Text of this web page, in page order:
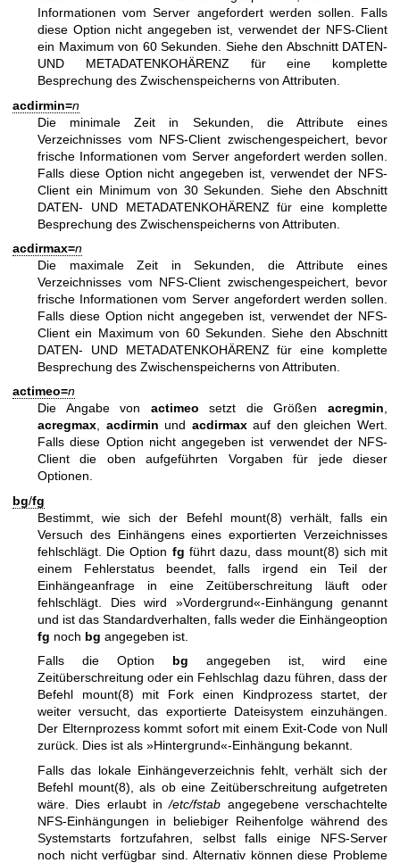
Informationen vom Server angefordert werden sollen. Falls
diese Option nicht angegeben ist, verwendet der NFS-Client
ein Maximum von 60 Sekunden. Siehe den Abschnitt DATEN-
UND METADATENKOHÄRENZ für eine komplette
Besprechung des Zwischenspeicherns von Attributen.
acdirmin=n
Die minimale Zeit in Sekunden, die Attribute eines
Verzeichnisses vom NFS-Client zwischengespeichert, bevor
frische Informationen vom Server angefordert werden sollen.
Falls diese Option nicht angegeben ist, verwendet der NFS-
Client ein Minimum von 30 Sekunden. Siehe den Abschnitt
DATEN- UND METADATENKOHÄRENZ für eine komplette
Besprechung des Zwischenspeicherns von Attributen.
acdirmax=n
Die maximale Zeit in Sekunden, die Attribute eines
Verzeichnisses vom NFS-Client zwischengespeichert, bevor
frische Informationen vom Server angefordert werden sollen.
Falls diese Option nicht angegeben ist, verwendet der NFS-
Client ein Maximum von 60 Sekunden. Siehe den Abschnitt
DATEN- UND METADATENKOHÄRENZ für eine komplette
Besprechung des Zwischenspeicherns von Attributen.
actimeo=n
Die Angabe von actimeo setzt die Größenacregmin,
acregmax, acdirmin und acdirmaxauf den gleichen Wert.
Falls diese Option nicht angegeben ist verwendet der NFS-
Client die oben aufgeführten Vorgaben für jede dieser
Optionen.
bg/fg
Bestimmt, wie sich der Befehl mount(8) verhält, falls ein
Versuch des Einhängens eines exportierten Verzeichnisses
fehlschlägt. Die Option fg führt dazu, dass mount(8) sich mit
einem Fehlerstatus beendet, falls irgend ein Teil der
Einhängeanfrage in eine Zeitüberschreitung läuft oder
fehlschlägt. Dies wird »Vordergrund«-Einhängung genannt
und ist das Standardverhalten, falls weder die Einhängeoption
fg noch bg angegeben ist.
Falls die Option bg angegeben ist, wird eine
Zeitüberschreitung oder ein Fehlschlag dazu führen, dass der
Befehl mount(8) mit Fork einen Kindprozess startet, der
weiter versucht, das exportierte Dateisystem einzuhängen.
Der Elternprozess kommt sofort mit einem Exit-Code von Null
zurück. Dies ist als »Hintergrund«-Einhängung bekannt.
Falls das lokale Einhängeverzeichnis fehlt, verhält sich der
Befehl mount(8) , als ob eine Zeitüberschreitung aufgetreten
wäre. Dies erlaubt in/etc/fstab angegebene verschachtelte
NFS-Einhängungen in beliebiger Reihenfolge während des
Systemstarts fortzufahren, selbst falls einige NFS-Server
noch nicht verfügbar sind. Alternativ können diese Probleme